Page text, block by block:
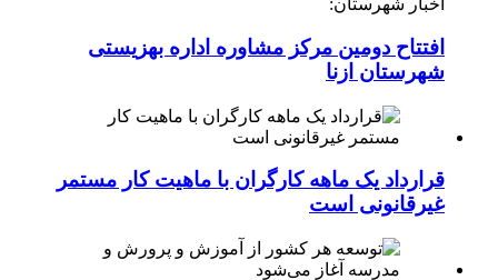
اخبار شهرستان:
افتتاح دومین مرکز مشاوره اداره بهزیستی
شهرستان ازنا
قرارداد یک ماهه کارگران با ماهیت کار مستمر
غیرقانونی است